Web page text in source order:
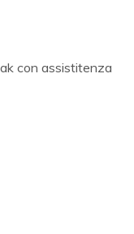
con assistitenza